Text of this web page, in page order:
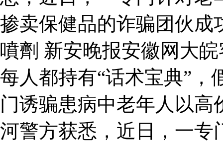
掺卖保健品的诈骗团伙成
噴劑 新安晚报安徽网大
每人都持有“话术宝典”，
门诱骗患病中老年人以
河警方获悉，近日，一专